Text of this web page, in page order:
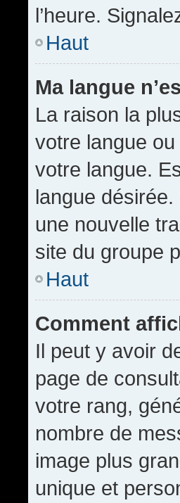
l’heure.
Haut
Ma langue
La raison la
votre langue
votre langue.
langue
une nouvelle
site du groupe
Haut
Comment
Il peut y avoir
page de
votre rang,
nombre de
image plus
unique et